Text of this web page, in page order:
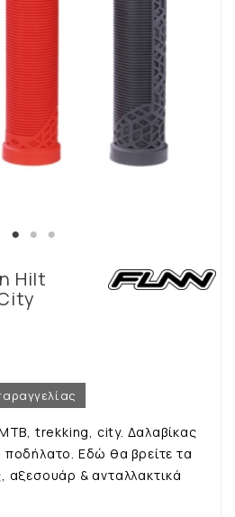
Hilt
trekking, city. Δαλαβίκας
Εδώ θα βρείτε τα
αξεσουάρ & ανταλλακτικά